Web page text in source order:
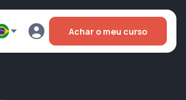
Achar o meu curso